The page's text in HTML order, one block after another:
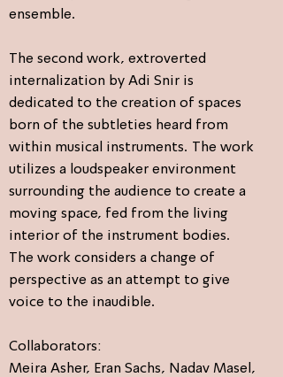
ensemble.
The second work, extroverted
internalization by Adi Snir is
dedicated to the creation of spaces
born of the subtleties heard from
within musical instruments. The work
utilizes a loudspeaker environment
surrounding the audience to create a
moving space, fed from the living
interior of the instrument bodies.
The work considers a change of
perspective as an attempt to give
voice to the inaudible.
Collaborators:
Meira Asher, Eran Sachs, Nadav Masel,